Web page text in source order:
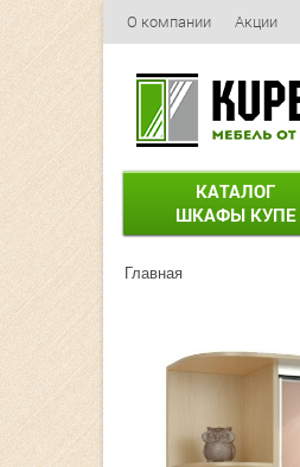
О компании Акции
КАТАЛОГ
ШКАФЫ КУПЕ
Главная